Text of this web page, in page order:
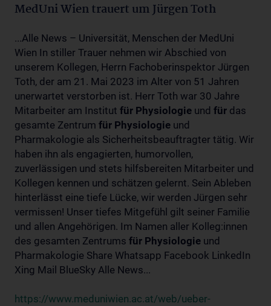
MedUni Wien trauert um Jürgen Toth
...Alle News – Universität, Menschen der MedUni
Wien In stiller Trauer nehmen wir Abschied von
unserem Kollegen, Herrn Fachoberinspektor Jürgen
Toth, der am 21. Mai 2023 im Alter von 51 Jahren
unerwartet verstorben ist. Herr Toth war 30 Jahre
Mitarbeiter am Institut für Physiologie und für das
gesamte Zentrum für Physiologie und
Pharmakologie als Sicherheitsbeauftragter tätig. Wir
haben ihn als engagierten, humorvollen,
zuverlässigen und stets hilfsbereiten Mitarbeiter und
Kollegen kennen und schätzen gelernt. Sein Ableben
hinterlässt eine tiefe Lücke, wir werden Jürgen sehr
vermissen! Unser tiefes Mitgefühl gilt seiner Familie
und allen Angehörigen. Im Namen aller Kolleg:innen
des gesamten Zentrums für Physiologie und
Pharmakologie Share Whatsapp Facebook LinkedIn
Xing Mail BlueSky Alle News...
https://www.meduniwien.ac.at/web/ueber-